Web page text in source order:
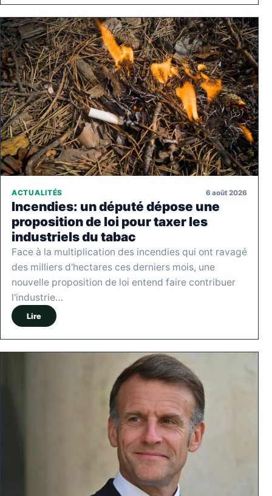
ACTUALITÉS 6 août 2026
Incendies: un député dépose une
proposition de loi pour taxer les
industriels du tabac
Face à la multiplication des incendies qui ont ravagé
des milliers d'hectares ces derniers mois, une
nouvelle proposition de loi entend faire contribuer
l'industrie…
Lire